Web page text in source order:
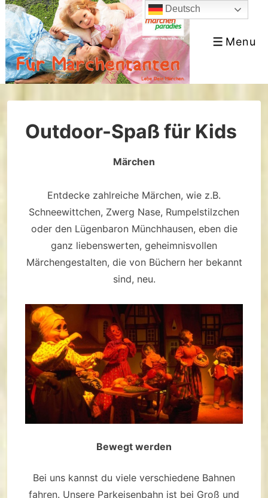
↓
Skip
to
Main
Content
Menu
Menu
Outdoor-Spaß für Kids
Märchen
Entdecke zahlreiche Märchen, wie z.B.
Schneewittchen, Zwerg Nase, Rumpelstilzchen
oder den Lügenbaron Münchhausen, eben die
ganz liebenswerten, geheimnisvollen
Märchengestalten, die von Büchern her bekannt
sind, neu.
Bewegt werden
Bei uns kannst du viele verschiedene Bahnen
fahren. Unsere Parkeisenbahn ist bei Groß und
Deutsch